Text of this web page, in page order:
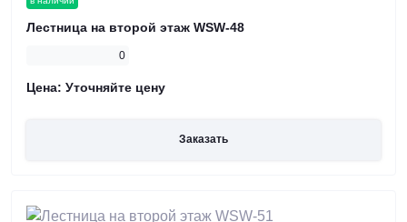
Лестница на второй этаж WSW-48
0
Цена: Уточняйте цену
Заказать